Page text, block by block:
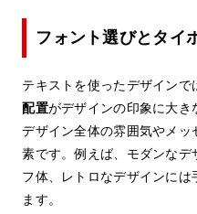
フォント選びとタイ
テキストを使ったデザインで
配置がデザインの印象に大き
デザイン全体の雰囲気やメ
素です。例えば、モダンなデ
フ体、レトロなデザインに
ます。